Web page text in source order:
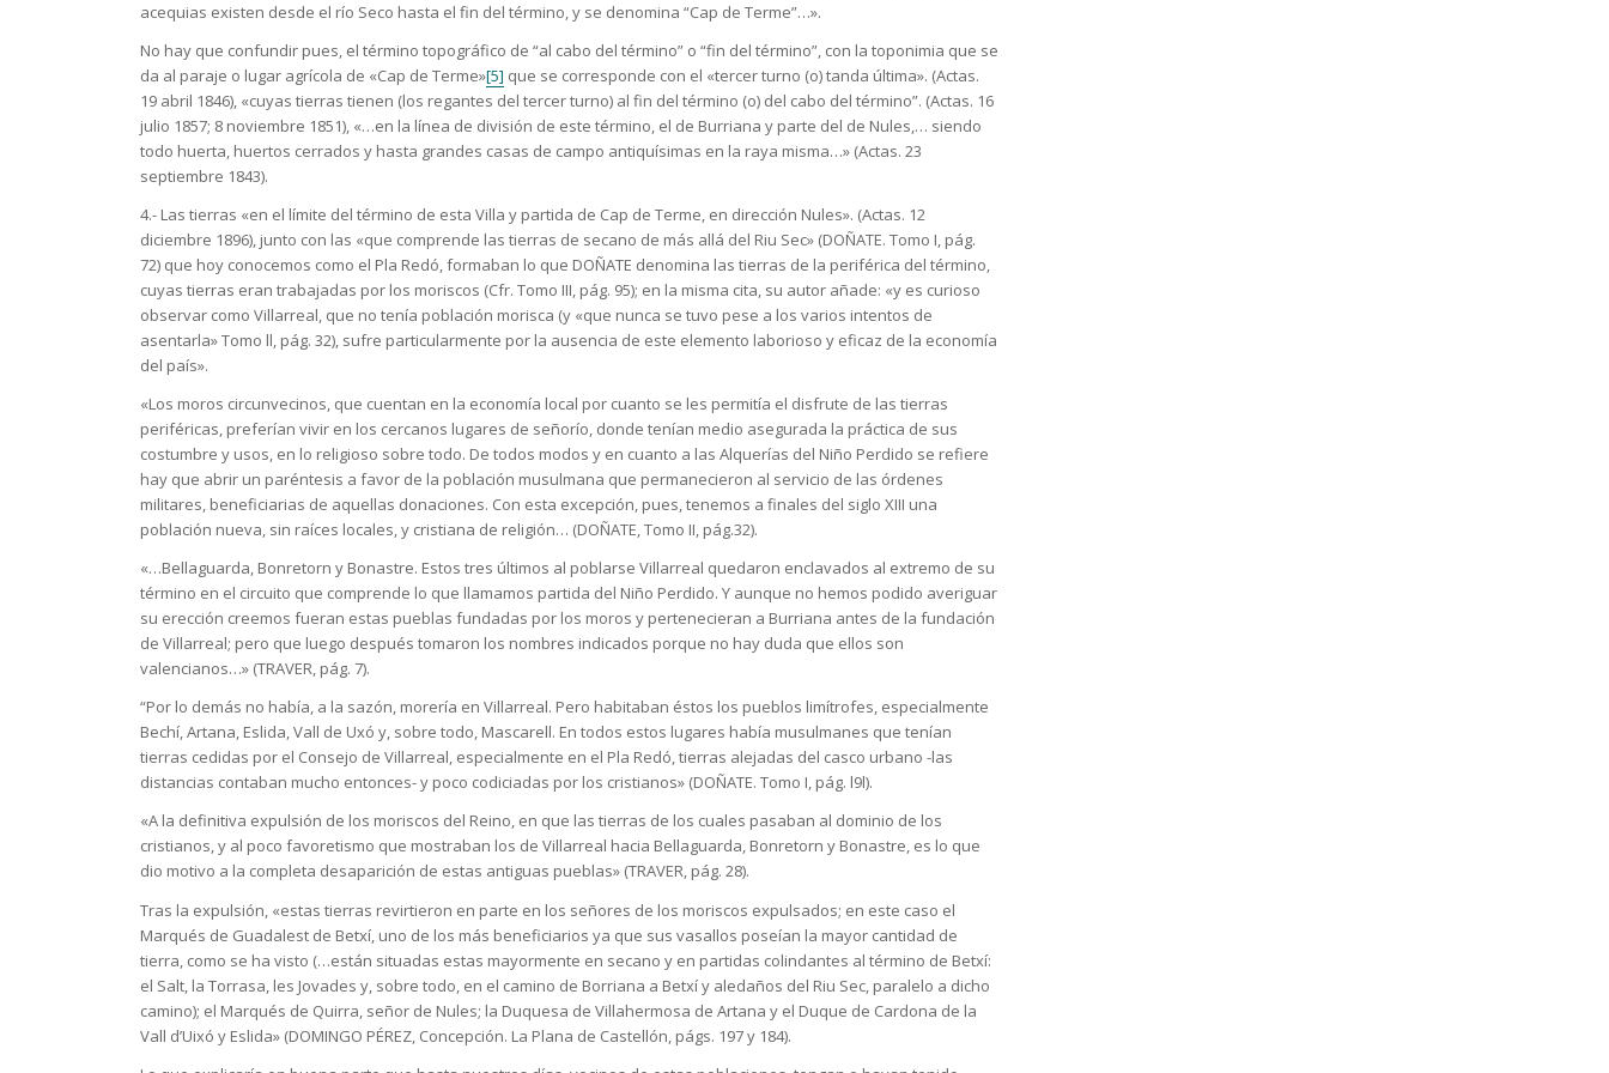
acequias existen desde el río Seco hasta el fin del término, y se denomina “Cap de Terme”…».
No hay que confundir pues, el término topográfico de “al cabo del término” o “fin del término”, con la toponimia que se
da al paraje o lugar agrícola de «Cap de Terme»[5] que se corresponde con el «tercer turno (o) tanda última». (Actas.
19 abril 1846), «cuyas tierras tienen (los regantes del tercer turno) al fin del término (o) del cabo del término”. (Actas. 16
julio 1857; 8 noviembre 1851), «…en la línea de división de este término, el de Burriana y parte del de Nules,… siendo
todo huerta, huertos cerrados y hasta grandes casas de campo antiquísimas en la raya misma…» (Actas. 23
septiembre 1843).
4.- Las tierras «en el límite del término de esta Villa y partida de Cap de Terme, en dirección Nules». (Actas. 12
diciembre 1896), junto con las «que comprende las tierras de secano de más allá del Riu Sec» (DOÑATE. Tomo I, pág.
72) que hoy conocemos como el Pla Redó, formaban lo que DOÑATE denomina las tierras de la periférica del término,
cuyas tierras eran trabajadas por los moriscos (Cfr. Tomo III, pág. 95); en la misma cita, su autor añade: «y es curioso
observar como Villarreal, que no tenía población morisca (y «que nunca se tuvo pese a los varios intentos de
asentarla» Tomo ll, pág. 32), sufre particularmente por la ausencia de este elemento laborioso y eficaz de la economía
del país».
«Los moros circunvecinos, que cuentan en la economía local por cuanto se les permitía el disfrute de las tierras
periféricas, preferían vivir en los cercanos lugares de señorío, donde tenían medio asegurada la práctica de sus
costumbre y usos, en lo religioso sobre todo. De todos modos y en cuanto a las Alquerías del Niño Perdido se refiere
hay que abrir un paréntesis a favor de la población musulmana que permanecieron al servicio de las órdenes
militares, beneficiarias de aquellas donaciones. Con esta excepción, pues, tenemos a finales del siglo XIII una
población nueva, sin raíces locales, y cristiana de religión… (DOÑATE, Tomo II, pág.32).
«…Bellaguarda, Bonretorn y Bonastre. Estos tres últimos al poblarse Villarreal quedaron enclavados al extremo de su
término en el circuito que comprende lo que llamamos partida del Niño Perdido. Y aunque no hemos podido averiguar
su erección creemos fueran estas pueblas fundadas por los moros y pertenecieran a Burriana antes de la fundación
de Villarreal; pero que luego después tomaron los nombres indicados porque no hay duda que ellos son
valencianos…» (TRAVER, pág. 7).
“Por lo demás no había, a la sazón, morería en Villarreal. Pero habitaban éstos los pueblos limítrofes, especialmente
Bechí, Artana, Eslida, Vall de Uxó y, sobre todo, Mascarell. En todos estos lugares había musulmanes que tenían
tierras cedidas por el Consejo de Villarreal, especialmente en el Pla Redó, tierras alejadas del casco urbano -las
distancias contaban mucho entonces- y poco codiciadas por los cristianos» (DOÑATE. Tomo I, pág. l9l).
«A la definitiva expulsión de los moriscos del Reino, en que las tierras de los cuales pasaban al dominio de los
cristianos, y al poco favoretismo que mostraban los de Villarreal hacia Bellaguarda, Bonretorn y Bonastre, es lo que
dio motivo a la completa desaparición de estas antiguas pueblas» (TRAVER, pág. 28).
Tras la expulsión, «estas tierras revirtieron en parte en los señores de los moriscos expulsados; en este caso el
Marqués de Guadalest de Betxí, uno de los más beneficiarios ya que sus vasallos poseían la mayor cantidad de
tierra, como se ha visto (…están situadas estas mayormente en secano y en partidas colindantes al término de Betxí:
el Salt, la Torrasa, les Jovades y, sobre todo, en el camino de Borriana a Betxí y aledaños del Riu Sec, paralelo a dicho
camino); el Marqués de Quirra, señor de Nules; la Duquesa de Villahermosa de Artana y el Duque de Cardona de la
Vall d’Uixó y Eslida» (DOMINGO PÉREZ, Concepción. La Plana de Castellón, págs. 197 y 184).